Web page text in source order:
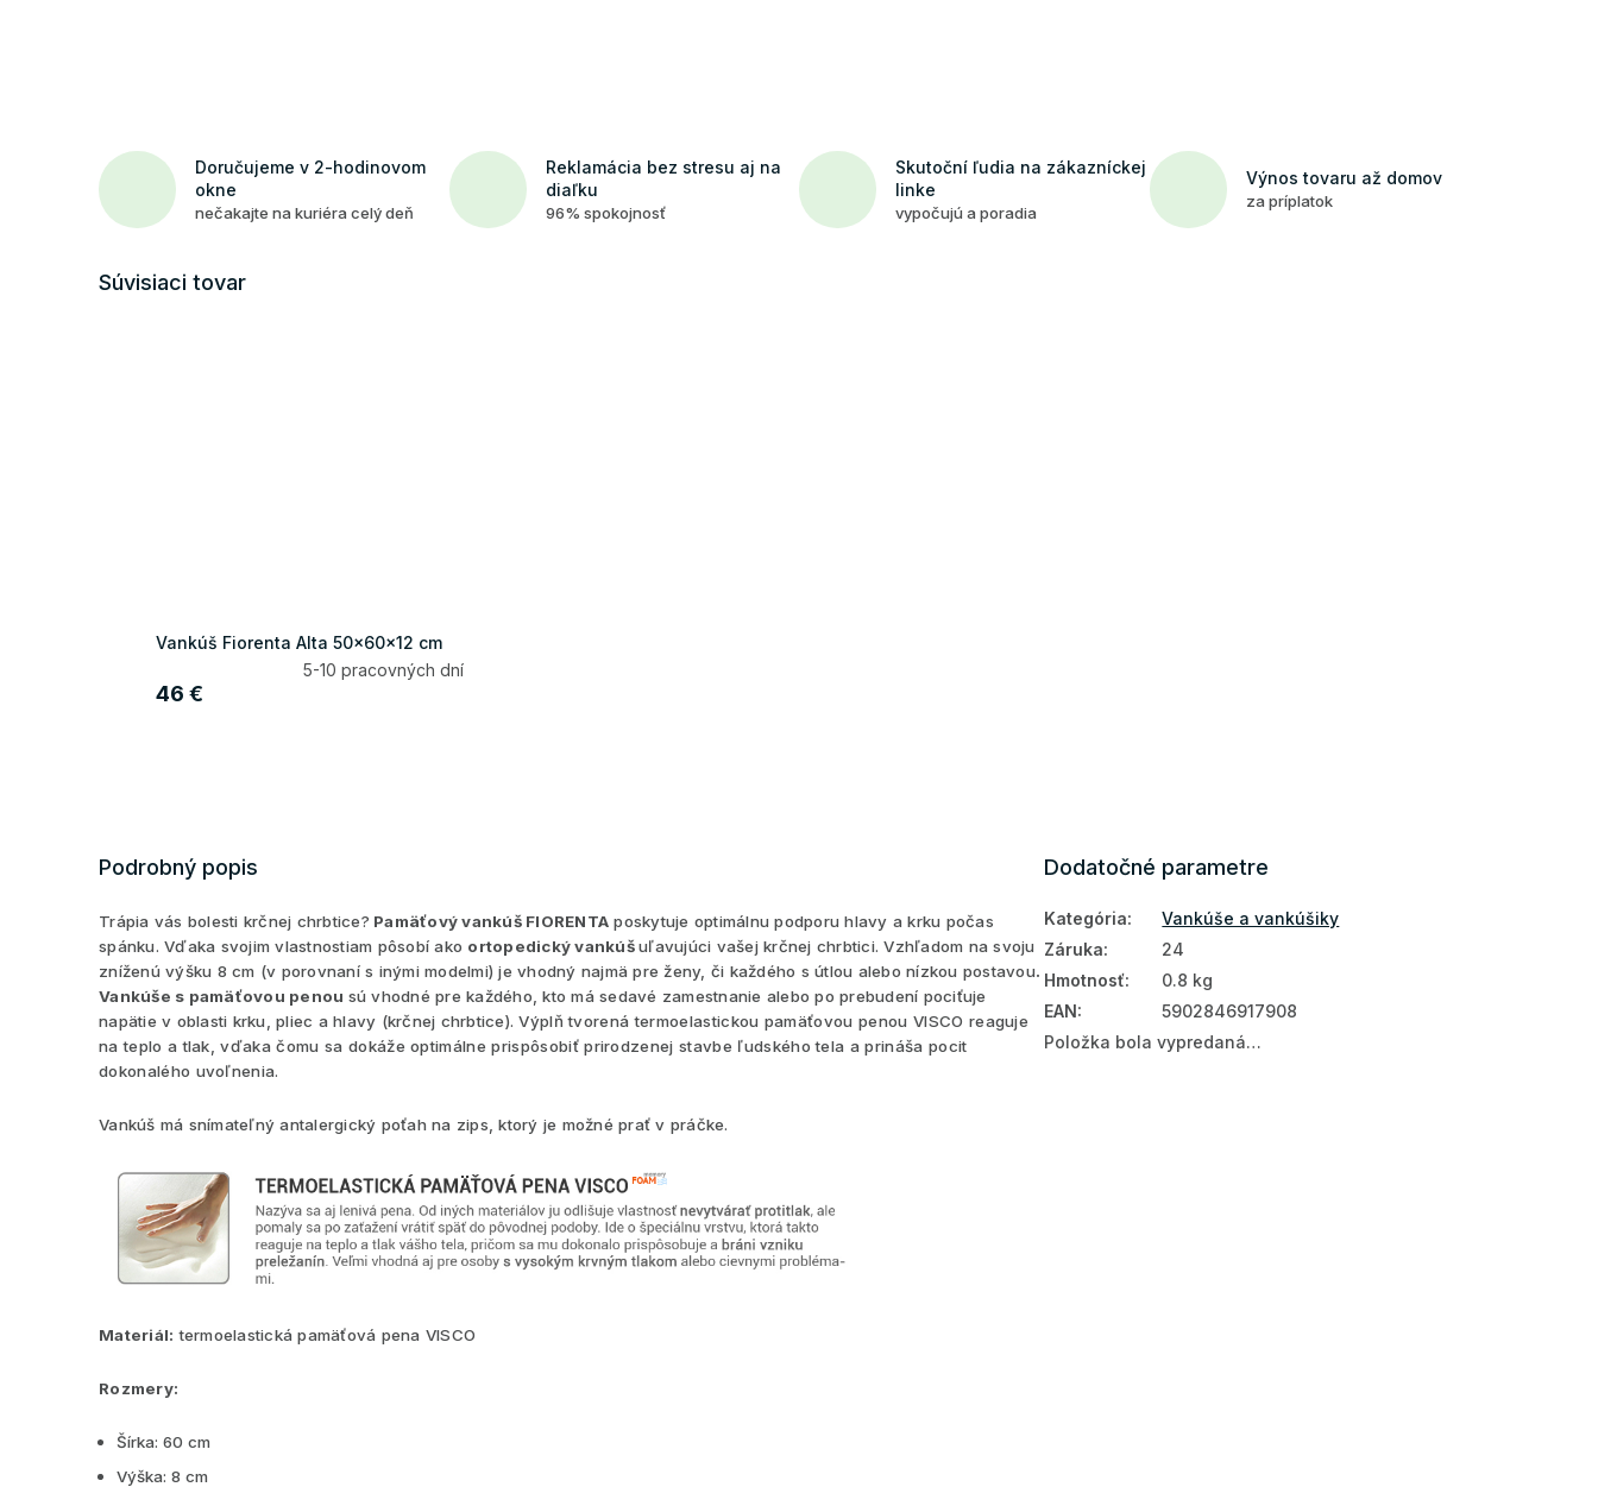
Doručujeme v 2-hodinovom
okne
nečakajte na kuriéra celý deň
Reklamácia bez stresu aj na
diaľku
96% spokojnosť
Skutoční ľudia na zákazníckej
linke
vypočujú a poradia
Výnos tovaru až domov
za príplatok
Súvisiaci tovar
Vankúš Fiorenta Alta 50x60x12 cm
5-10 pracovných dní
46 €
Podrobný popis
Trápia vás bolesti krčnej chrbtice? Pamäťový vankúš FIORENTA poskytuje optimálnu podporu hlavy a krku počas
spánku. Vďaka svojim vlastnostiam pôsobí ako ortopedický vankúšuľavujúci vašej krčnej chrbtici. Vzhľadom na svoju
zníženú výšku 8 cm (v porovnaní s inými modelmi) je vhodný najmä pre ženy, či každého s útlou alebo nízkou postavou.
Vankúše s pamäťovou penou sú vhodné pre každého, kto má sedavé zamestnanie alebo po prebudení pociťuje
napätie v oblasti krku, pliec a hlavy (krčnej chrbtice).Výplň tvorená termoelastickou pamäťovou penou VISCO reaguje
na teplo a tlak, vďaka čomu sa dokáže optimálne prispôsobiť prirodzenej stavbe ľudského tela a prináša pocit
dokonalého uvoľnenia.
Vankúš má snímateľný antalergický poťah na zips, ktorý je možné prať v práčke.
Materiál: termoelastická pamäťová pena VISCO
Rozmery:
Šírka: 60 cm
Výška: 8 cm
Dodatočné parametre
Kategória:
Vankúše a vankúšiky
Záruka:
24
Hmotnosť:
0.8 kg
EAN:
5902846917908
Položka bola vypredaná…